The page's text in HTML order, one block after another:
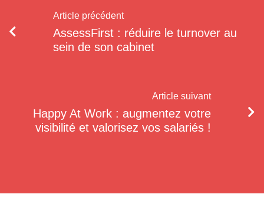
Article précédent
AssessFirst : réduire le turnover au
sein de son cabinet
Article suivant
Happy At Work : augmentez votre
visibilité et valorisez vos salariés !